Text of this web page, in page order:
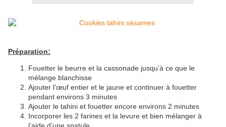
Préparation:
Fouetter le beurre et la cassonade jusqu’à ce que le
mélange blanchisse
Ajouter l’œuf entier et le jaune et continuer à fouetter
pendant environs 3 minutes
Ajouter le tahini et fouetter encore environs 2 minutes
Incorporer les 2 farines et la levure et bien mélanger à